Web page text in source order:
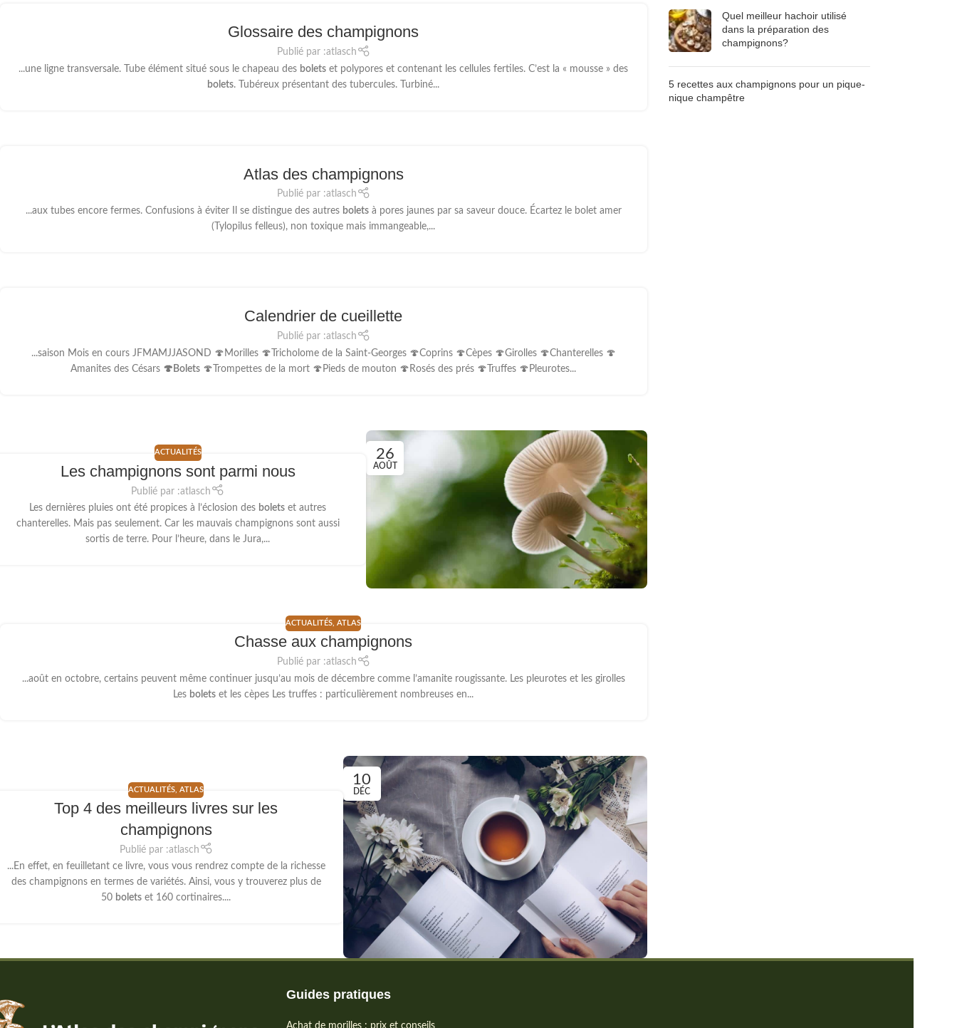
Glossaire des champignons
Publié par :atlasch
...une ligne transversale. Tube élément situé sous le chapeau des bolets et polypores et contenant les cellules fertiles. C’est la « mousse » des
bolets. Tubéreux présentant des tubercules. Turbiné...
Atlas des champignons
Publié par :atlasch
...aux tubes encore fermes. Confusions à éviter Il se distingue des autres boletsà pores jaunes par sa saveur douce. Écartez le bolet amer
(Tylopilus felleus), non toxique mais immangeable,...
Calendrier de cueillette
Publié par :atlasch
...saison Mois en cours JFMAMJJASOND 🍄Morilles 🍄Tricholome de la Saint-Georges 🍄Coprins 🍄Cèpes 🍄Girolles 🍄Chanterelles 🍄
Amanites des Césars 🍄Bolets 🍄Trompettes de la mort 🍄Pieds de mouton 🍄Rosés des prés 🍄Truffes 🍄Pleurotes...
26
AOÛT
ACTUALITÉS
Les champignons sont parmi nous
Publié par :atlasch
Les dernières pluies ont été propices à l’éclosion des bolets et autres
chanterelles. Mais pas seulement. Car les mauvais champignons sont aussi
sortis de terre. Pour l’heure, dans le Jura,...
ACTUALITÉS ,ATLAS
Chasse aux champignons
Publié par :atlasch
...août en octobre, certains peuvent même continuer jusqu’au mois de décembre comme l’amanite rougissante. Les pleurotes et les girolles
Les bolets et les cèpes Les truffes : particulièrement nombreuses en...
10
DÉC
ACTUALITÉS ,ATLAS
Top 4 des meilleurs livres sur les
champignons
Publié par :atlasch
...En effet, en feuilletant ce livre, vous vous rendrez compte de la richesse
des champignons en termes de variétés. Ainsi, vous y trouverez plus de
50 bolets et 160 cortinaires....
Quel meilleur hachoir utilisé
dans la préparation des
champignons?
5 recettes aux champignons pour un pique-
nique champêtre
Guides pratiques